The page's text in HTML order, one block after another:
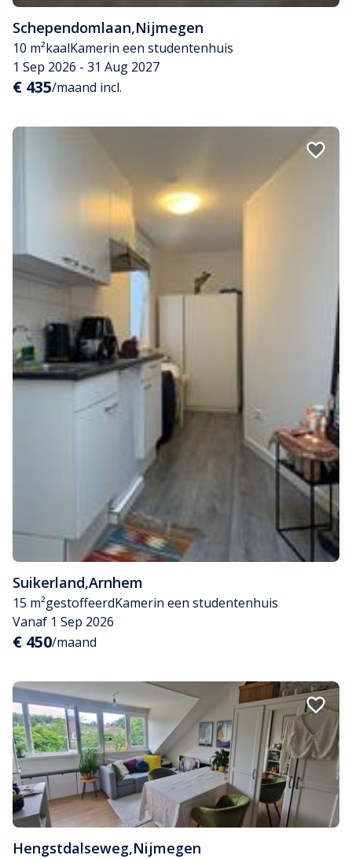
Schependomlaan,Nijmegen
10 m²kaalKamerin een studentenhuis
1 Sep 2026 - 31 Aug 2027
€ 435/maand incl.
Suikerland,Arnhem
15 m²gestoffeerdKamerin een studentenhuis
Vanaf 1 Sep 2026
€ 450/maand
Hengstdalseweg,Nijmegen